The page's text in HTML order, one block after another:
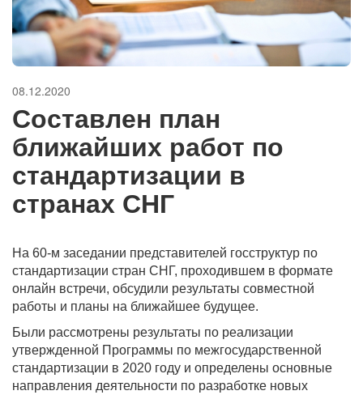
08.12.2020
Составлен план
ближайших работ по
стандартизации в
странах СНГ
На 60-м заседании представителей госструктур по
стандартизации стран СНГ, проходившем в формате
онлайн встречи, обсудили результаты совместной
работы и планы на ближайшее будущее.
Были рассмотрены результаты по реализации
утвержденной Программы по межгосударственной
стандартизации в 2020 году и определены основные
направления деятельности по разработке новых